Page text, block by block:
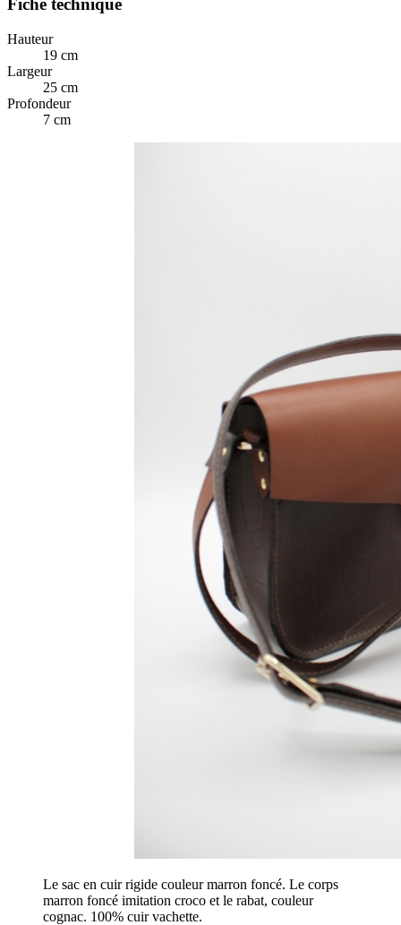
Fiche technique
Hauteur
19 cm
Largeur
25 cm
Profondeur
7 cm
Le sac en cuir rigide couleur marron foncé. Le corps
marron foncé imitation croco et le rabat, couleur
cognac. 100% cuir vachette.